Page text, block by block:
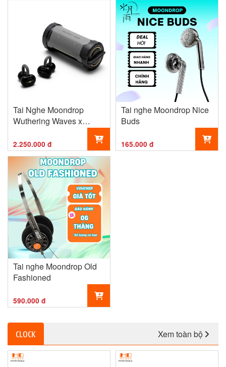
Tai Nghe Moondrop
Wuthering Waves x
2.250.000 đ
Tai nghe Moondrop Nice
Buds
165.000 đ
Tai nghe Moondrop Old
Fashioned
590.000 đ
CLOCK Xem toàn bộ